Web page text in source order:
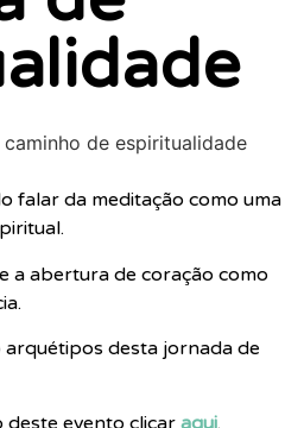
falar da meditação como uma
a abertura de coração como
arquétipos desta jornada de
deste evento clicar aqui.